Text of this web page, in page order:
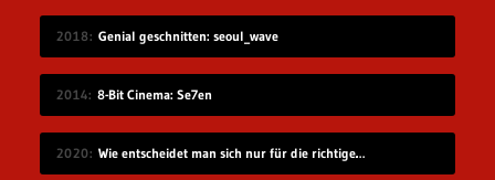
2018 Genial geschnitten: seoul_wave
2014 8-Bit Cinema: Se7en
2020 Wie entscheidet man sich nur für die richtige Idee?